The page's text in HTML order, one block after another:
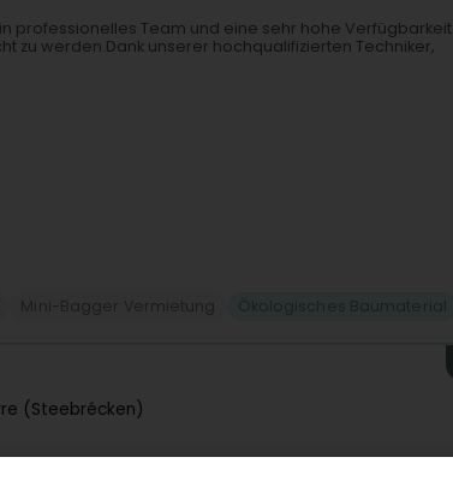
professionelles Team und eine sehr hohe Verfügbarkeit
zu werden.Dank unserer hochqualifizierten Techniker,
(Steebrécken)